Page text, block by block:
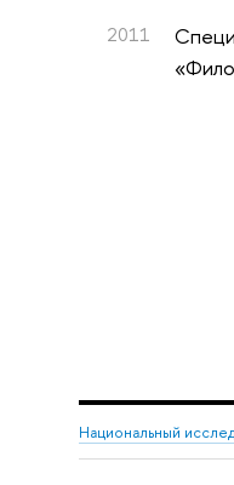
2011
Национальный